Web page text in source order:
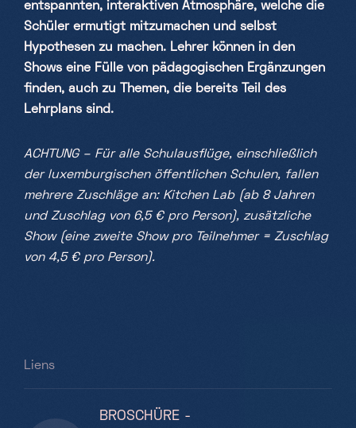
entspannten, interaktiven Atmosphäre, welche die
Schüler ermutigt mitzumachen und selbst
Hypothesen zu machen. Lehrer können in den
Shows eine Fülle von pädagogischen Ergänzungen
finden, auch zu Themen, die bereits Teil des
Lehrplans sind.
ACHTUNG – Für alle Schulausflüge, einschließlich
der luxemburgischen öffentlichen Schulen, fallen
mehrere Zuschläge an: Kitchen Lab (ab 8 Jahren
und Zuschlag von 6,5 € pro Person), zusätzliche
Show (eine zweite Show pro Teilnehmer = Zuschlag
von 4,5 € pro Person).
Liens
BROSCHÜRE -